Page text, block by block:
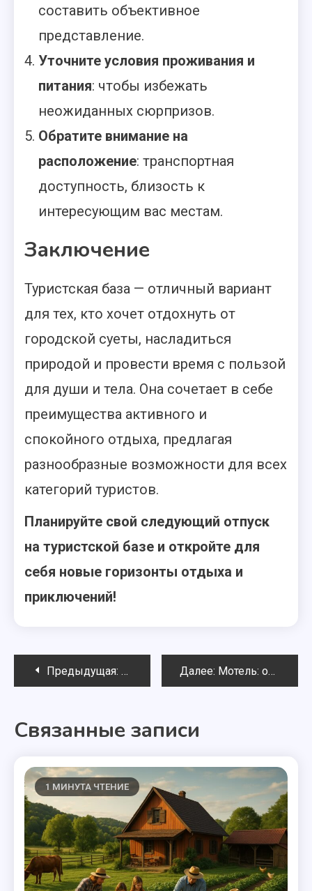
составить объективное
представление.
Уточните условия проживания и
питания: чтобы избежать
неожиданных сюрпризов.
Обратите внимание на
расположение: транспортная
доступность, близость к
интересующим вас местам.
Заключение
Туристская база — отличный вариант
для тех, кто хочет отдохнуть от
городской суеты, насладиться
природой и провести время с пользой
для души и тела. Она сочетает в себе
преимущества активного и
спокойного отдыха, предлагая
разнообразные возможности для всех
категорий туристов.
Планируйте свой следующий отпуск
на туристской базе и откройте для
себя новые горизонты отдыха и
приключений!
Навигация
записям
Предыдущая: Хостел: особенности и
Далее: Мотель: особенности и преимущества дорожного отдыха
Связанные записи
1 МИНУТА ЧТЕНИЕ